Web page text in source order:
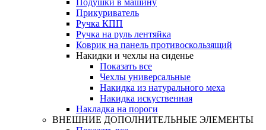
Подушки в машину
Прикуриватель
Ручка КПП
Ручка на руль лентяйка
Коврик на панель противоскользящий
Накидки и чехлы на сиденье
Показать все
Чехлы универсальные
Накидка из натурального меха
Накидка искуственная
Накладка на пороги
ВНЕШНИЕ ДОПОЛНИТЕЛЬНЫЕ ЭЛЕМЕНТЫ